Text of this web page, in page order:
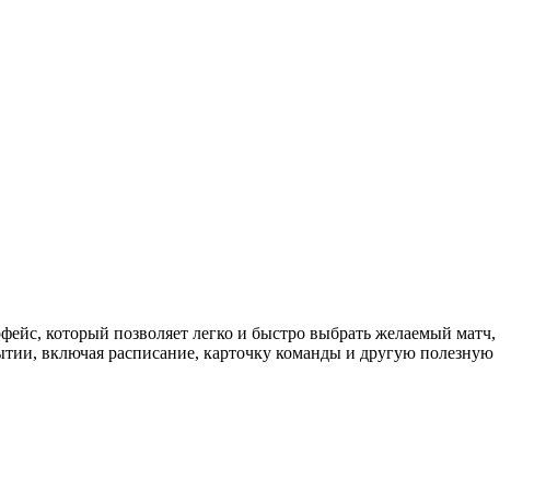
который позволяет легко и быстро выбрать желаемый матч,
включая расписание, карточку команды и другую полезную